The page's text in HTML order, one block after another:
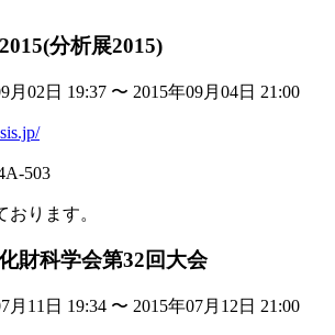
分析展2015)
月02日 19:37 〜 2015年09月04日 21:00
503
ります。
財科学会第32回大会
月11日 19:34 〜 2015年07月12日 21:00